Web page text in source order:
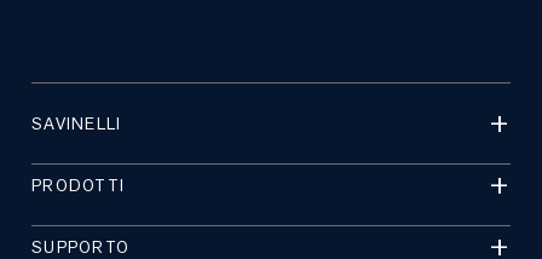
SAVINELLI
PRODOTTI
SUPPORTO